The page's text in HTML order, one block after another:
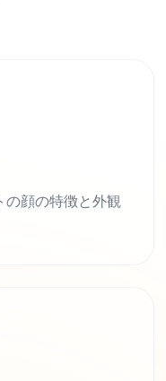
の顔の特徴と外観